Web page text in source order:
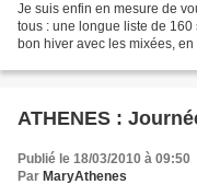
Je suis enfin en mesure de
tous : une longue liste de
bon hiver avec les mixées,
ATHENES :
Publié le 18/03/2010 à 09:50
Par MaryAthenes